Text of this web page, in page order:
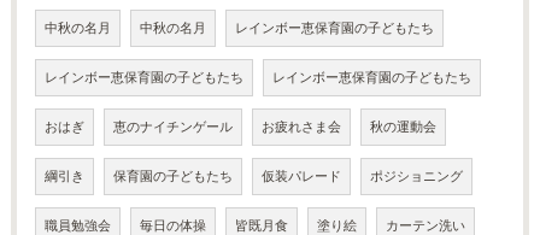
中秋の名月 中秋の名月 レインボー恵保育園の子どもたち
レインボー恵保育園の子どもたち レインボー恵保育園の子どもたち
おはぎ 恵のナイチンゲール お疲れさま会 秋の運動会
綱引き 保育園の子どもたち 仮装パレード ポジショニング
職員勉強会 毎日の体操 皆既月食 塗り絵 カーテン洗い